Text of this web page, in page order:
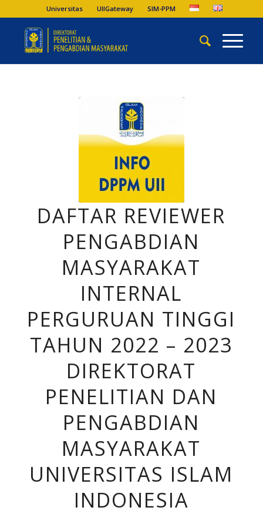
Universitas UIIGateway SIM-PPM
DAFTAR REVIEWER
PENGABDIAN
MASYARAKAT
INTERNAL
PERGURUAN TINGGI
TAHUN 2022 – 2023
DIREKTORAT
PENELITIAN DAN
PENGABDIAN
MASYARAKAT
UNIVERSITAS ISLAM
INDONESIA